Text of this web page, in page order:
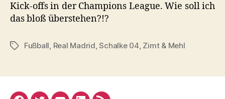
Kick-offs in der Champions League. Wie soll ich
das bloß überstehen?!?
Schlagwörter
Fußball, Real Madrid,Schalke 04, Zimt & Mehl